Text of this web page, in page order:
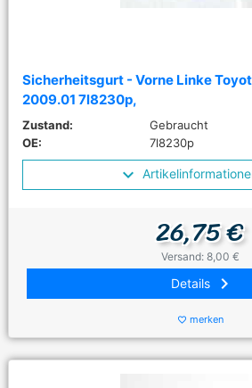
Sicherheitsgurt - Vorne Linke
2009.01 7l8230p,
Zustand:
Gebraucht
OE:
7l8230p
26,75 €
Versand: 8,00 €
Details keyboard_arrow_right
favorite_border merken